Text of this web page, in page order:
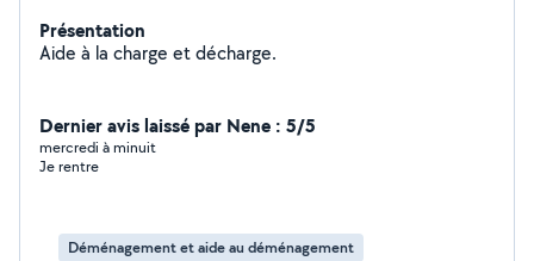
Présentation
Aide à la charge et décharge.
Dernier avis laissé par Nene : 5/5
mercredi à minuit
Je rentre
Déménagement et aide au déménagement